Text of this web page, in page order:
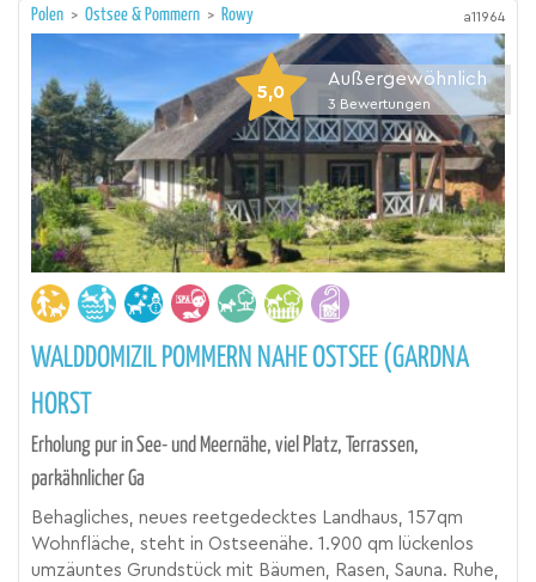
Polen > Ostsee & Pommern > Rowy a11964
5,0
Außergewöhnlich
3 Bewertungen
WALDDOMIZIL POMMERN NAHE OSTSEE (GARDNA
HORST
Erholung pur in See- und Meernähe, viel Platz, Terrassen,
parkähnlicher Ga
Behagliches, neues reetgedecktes Landhaus, 157qm
Wohnfläche, steht in Ostseenähe. 1.900 qm lückenlos
umzäuntes Grundstück mit Bäumen, Rasen, Sauna. Ruhe,